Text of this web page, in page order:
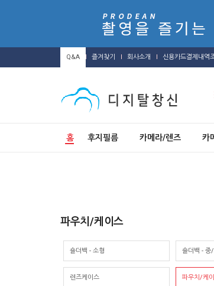
Q&A 즐겨찾기 회사소개 신용카드결제내역
홈 후지필름 카메라/렌즈 카
파우치/케이스
숄더백 - 소형 숄더백 - 중
렌즈케이스 파우치/케